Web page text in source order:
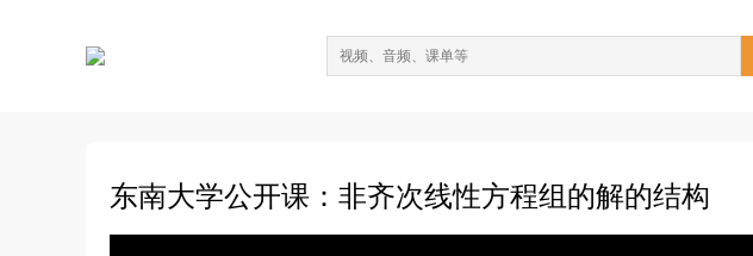
东南大学公开课：非齐次线性方程组的解的结构